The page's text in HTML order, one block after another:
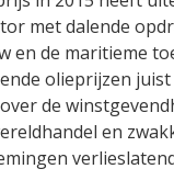
met dalende
en de maritieme
olieprijzen
de
en